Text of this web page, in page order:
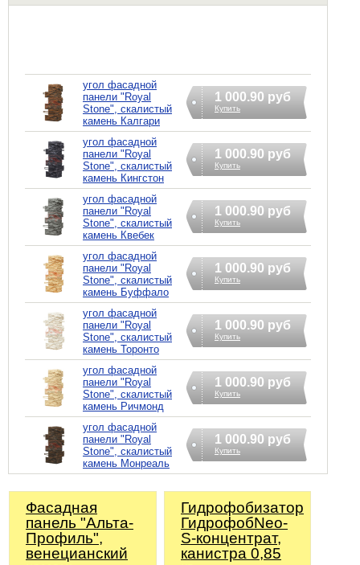
угол фасадной
панели "Royal
Stone", скалистый
камень Калгари
1 000.90 руб
Купить
угол фасадной
панели "Royal
Stone", скалистый
камень Кингстон
1 000.90 руб
Купить
угол фасадной
панели "Royal
Stone", скалистый
камень Квебек
1 000.90 руб
Купить
угол фасадной
панели "Royal
Stone", скалистый
камень Буффало
1 000.90 руб
Купить
угол фасадной
панели "Royal
Stone", скалистый
камень Торонто
1 000.90 руб
Купить
угол фасадной
панели "Royal
Stone", скалистый
камень Ричмонд
1 000.90 руб
Купить
угол фасадной
панели "Royal
Stone", скалистый
камень Монреаль
1 000.90 руб
Купить
Фасадная
панель "Альта-
Профиль",
венецианский
Гидрофобизатор
ГидрофобNeo-
S-концентрат,
канистра 0,85